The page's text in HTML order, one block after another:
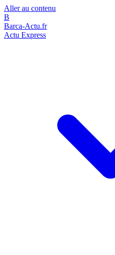
Aller au contenu
B
Barca-Actu.fr
Actu Express